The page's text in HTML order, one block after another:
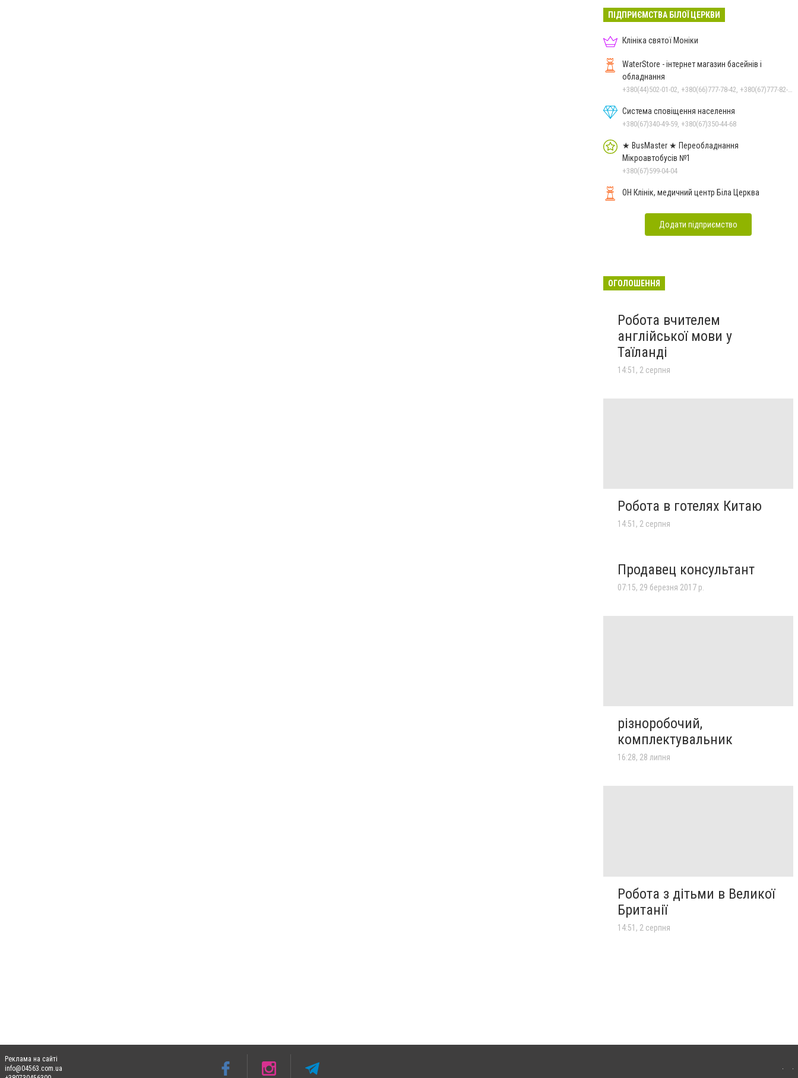
Всі матеріали тут
ПІДПРИЄМСТВА БІЛОЇ ЦЕРКВИ
Клініка святої Моніки
WaterStore - інтернет магазин басейнів і
обладнання
Система сповіщення населення
+380(67)340-49-59, +380(67)350-44-68
★ BusMaster ★ Переобладнання
Мікроавтобусів №1
+380(67)599-04-04
ОН Клінік, медичний центр Біла Церква
Додати підприємство
ОГОЛОШЕННЯ
Робота вчителем
англійської мови у
Таїланді
14:51, 2 серпня
Робота в готелях Китаю
14:51, 2 серпня
Продавец консультант
07:15, 29 березня 2017 р.
різноробочий,
комплектувальник
16:28, 28 липня
Робота з дітьми в Великої
Британії
14:51, 2 серпня
Реклама на сайті
info@04563.com.ua